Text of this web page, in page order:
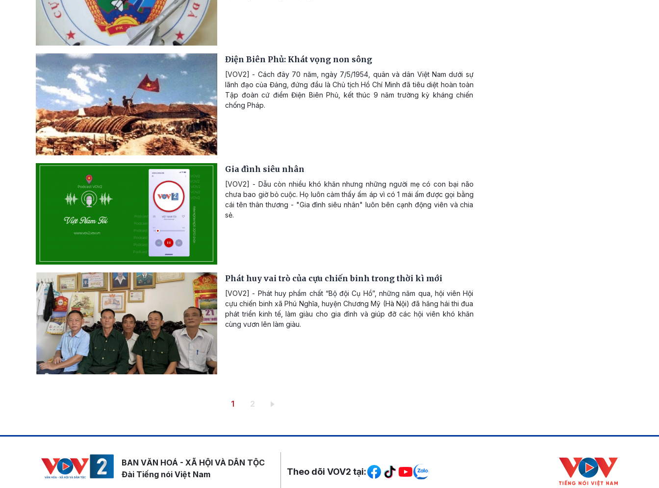
Điện Biên Phủ: Khát vọng non sông
[VOV2] - Cách đây 70 năm, ngày 7/5/1954, quân và dân Việt Nam dưới sự
lãnh đạo của Đảng, đứng đầu là Chủ tịch Hồ Chí Minh đã tiêu diệt hoàn toàn
Tập đoàn cứ điểm Điện Biên Phủ, kết thúc 9 năm trường kỳ kháng chiến
chống Pháp.
Gia đình siêu nhân
[VOV2] - Dẫu còn nhiều khó khăn nhưng những người mẹ có con bại não
chưa bao giờ bỏ cuộc. Họ luôn cảm thấy ấm áp vì có 1 mái ấm được gọi bằng
cái tên thân thương - "Gia đình siêu nhân" luôn bên cạnh động viên và chia
sẻ.
Phát huy vai trò của cựu chiến binh trong thời kì mới
[VOV2] - Phát huy phẩm chất “Bộ đội Cụ Hồ”, những năm qua, hội viên Hội
cựu chiến binh xã Phú Nghĩa, huyện Chương Mỹ (Hà Nội) đã hăng hái thi đua
phát triển kinh tế, làm giàu cho gia đình và giúp đỡ các hội viên khó khăn
cùng vươn lên làm giàu.
Trang hiện thời
1 Trang
2
BAN VĂN HOÁ - XÃ HỘI VÀ DÂN TỘC
Đài Tiếng nói Việt Nam
Mạng xã hội
Theo dõi VOV2 tại: